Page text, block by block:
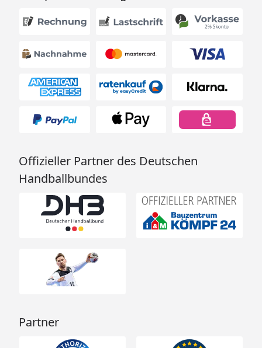
Offizieller Partner des Deutschen
Handballbundes
Partner